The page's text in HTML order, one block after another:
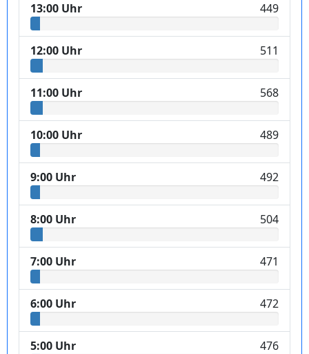
13:00 Uhr 449
12:00 Uhr 511
11:00 Uhr 568
10:00 Uhr 489
9:00 Uhr 492
8:00 Uhr 504
7:00 Uhr 471
6:00 Uhr 472
5:00 Uhr 476